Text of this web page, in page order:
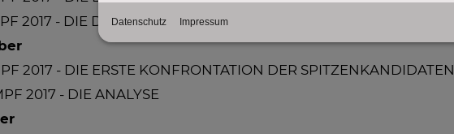
2017 - DIE DUELLE: STROLZ - KERN
2017 - DIE ERSTE KONFRONTATION DER SPITZENKANDIDATEN
2017 - DIE ANALYSE